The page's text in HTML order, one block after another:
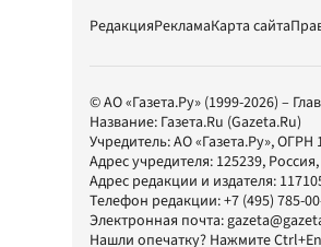
РедакцияРекламаКарта сайта
© АО «Газета.Ру» (1999-2026) –
Название: Газета.Ru (Gazeta.Ru)
Учредитель:АО «Газета.Ру», ОГРН
Адрес учредителя: 125239,
Адрес редакции и издателя:
Телефон редакции:+7 (495) 785-
Электронная почта:
Нашли опечатку? Нажмите